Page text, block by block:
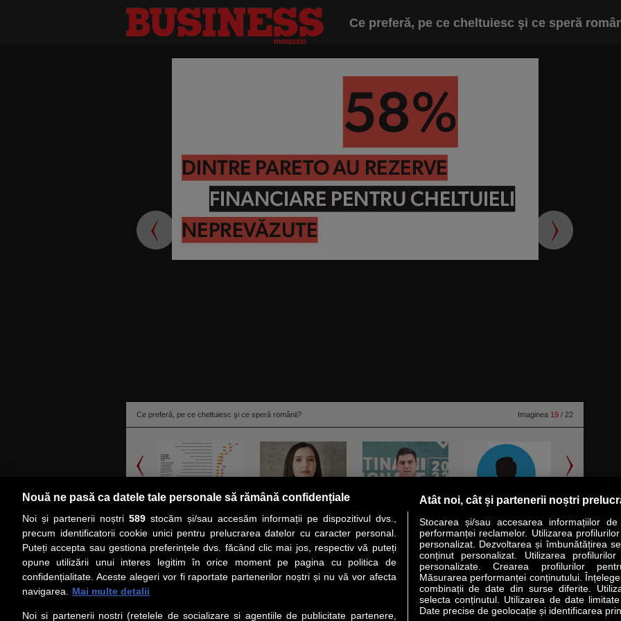
Ce preferă, pe ce cheltuiesc şi ce speră
Ce preferă, pe ce cheltuiesc şi ce speră românii? Imaginea 19 / 22
citeşte toată ştirea
PRIMA PAGINĂ COVER STORY LIDERI ANALIZE HI-TECH MEET THE CEO
Social Servicii
Nouă ne pasă ca datele tale personale să rămână confidențiale
Noi și partenerii noștri 589stocăm și/sau accesăm informații pe dispozitivul dvs.,
precum identificatorii cookie unici pentru prelucrarea datelor cu caracter personal.
Puteți accepta sau gestiona preferințele dvs. făcând clic mai jos, respectiv vă puteți
opune utilizării unui interes legitim în orice moment pe pagina cu politica de
confidențialitate. Aceste alegeri vor fi raportate partenerilor noștri și nu vă vor afecta
navigarea.
Mai multe detalii
Noi si partenerii nostri (retelele de socializare si agentiile de publicitate partenere,
Atât noi, cât și partenerii noștri
Stocarea și/sau accesarea informațiilor
performanței reclamelor. Utilizarea
personalizat. Dezvoltarea și îmbunătățirea
conținut personalizat. Utilizarea
personalizate. Crearea profilurilor
Măsurarea performanței conținutului.
combinații de date din surse diferite.
selecta conținutul. Utilizarea de date
Date precise de geolocație și identificarea